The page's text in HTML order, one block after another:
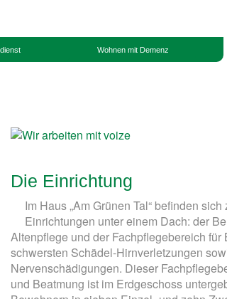
Wohnen mit Demenz
Die Einrichtung
Im Haus „Am Grünen Tal“ befinden
Einrichtungen unter einem Dach: der
Altenpflege und der Fachpflegebereich für
schwersten Schädel-Hirnverletzungen
Nervenschädigungen. Dieser
und Beatmung ist im Erdgeschoss